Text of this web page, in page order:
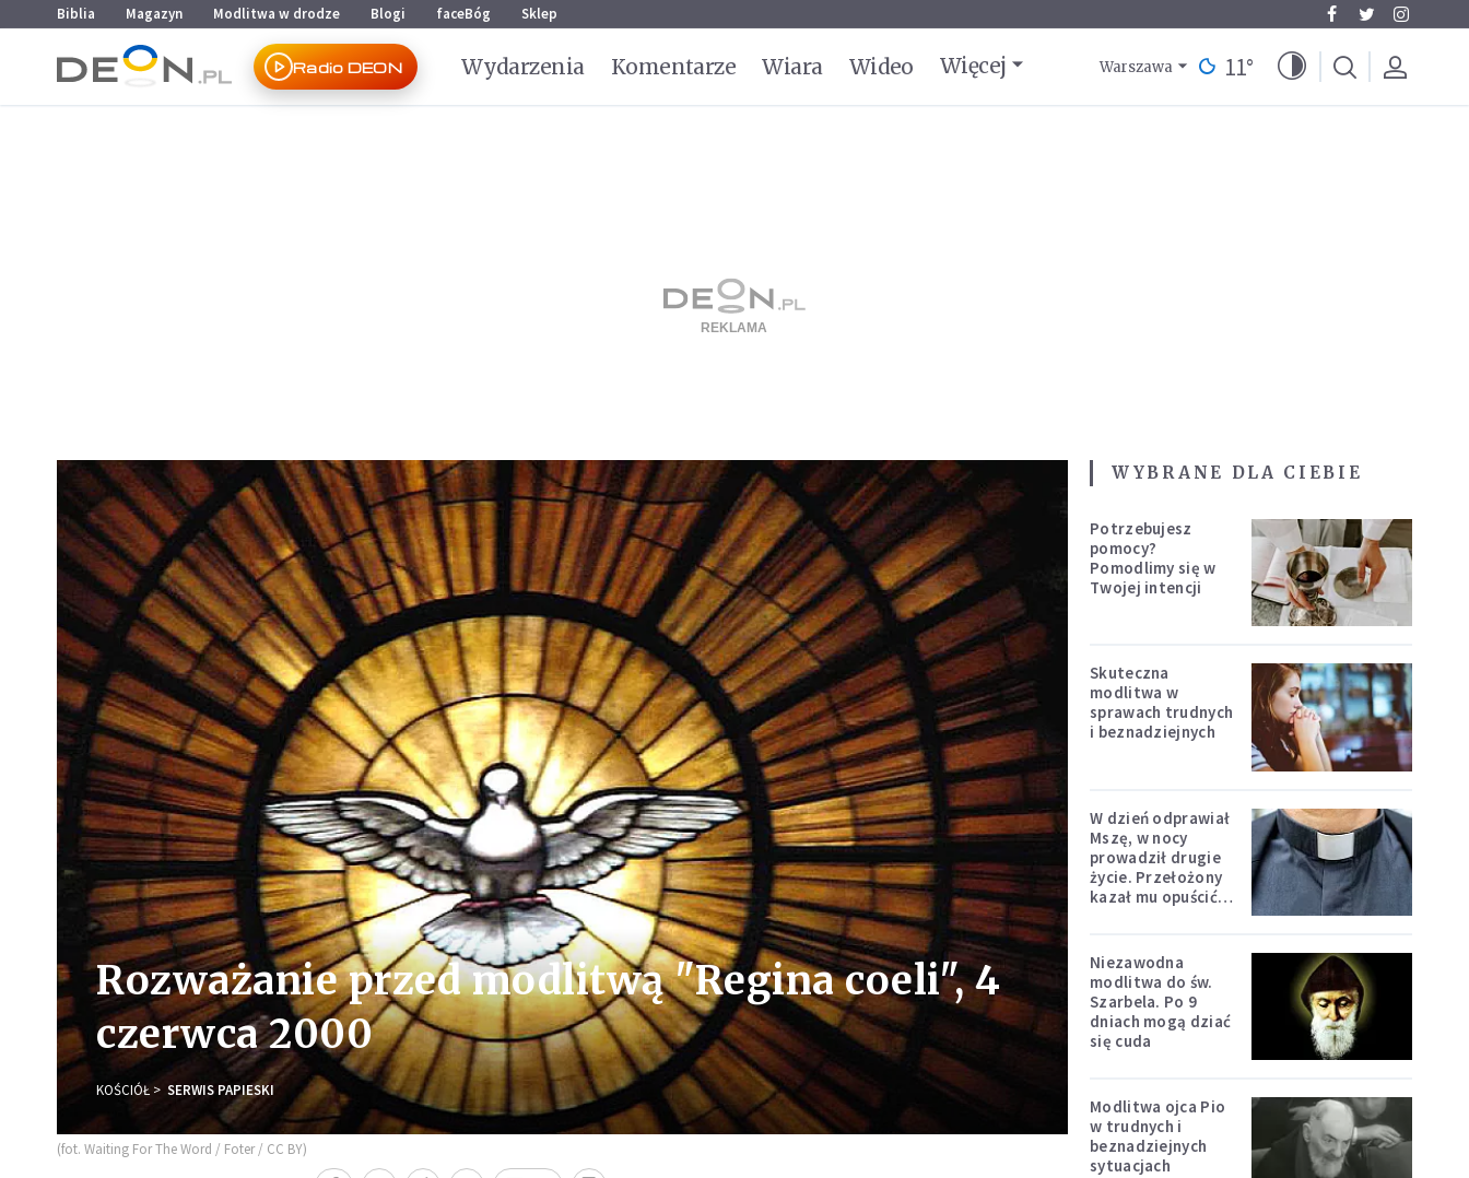
Przejdź do menu głównego
Przejdź do treści
Biblia Magazyn Modlitwa w drodze Blogi faceBóg Sklep
Radio DEON Wydarzenia Komentarze Wiara Wideo Więcej Warszawa 11°
Rozważanie przed modlitwą "Regina coeli", 4
czerwca 2000
KOŚCIÓŁ SERWIS PAPIESKI
(fot. Waiting For The Word / Foter / CC BY)
WYBRANE DLA CIEBIE
Potrzebujesz
pomocy?
Pomodlimy się w
Twojej intencji
Skuteczna
modlitwa w
sprawach trudnych
i beznadziejnych
W dzień odprawiał
Mszę, w nocy
prowadził drugie
życie. Przełożony
kazał mu opuścić
Niezawodna
modlitwa do św.
Szarbela. Po 9
dniach mogą dziać
się cuda
Modlitwa ojca Pio
w trudnych i
beznadziejnych
sytuacjach